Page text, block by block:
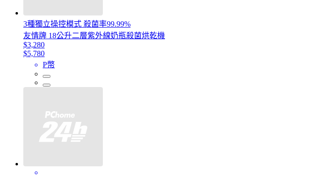
3種獨立操控模式 殺菌率99.99%
友情牌 18公升二層紫外線奶瓶殺菌烘乾機
$3,280
$5,780
P幣